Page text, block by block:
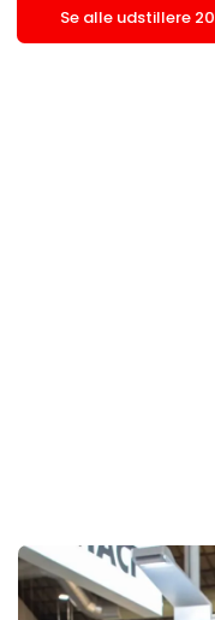
Se alle udstillere